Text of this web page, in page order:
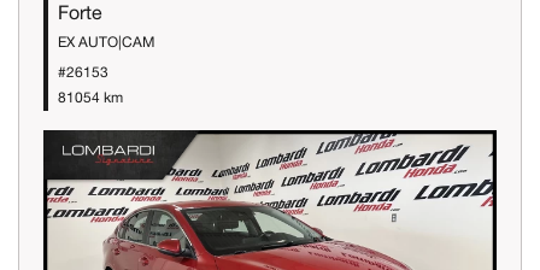
Forte
EX AUTO|CAM
#26153
81054 km